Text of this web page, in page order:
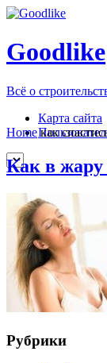
Goodlike
Всё о
Карта сайта
Home как
Как в жару
Рубрики